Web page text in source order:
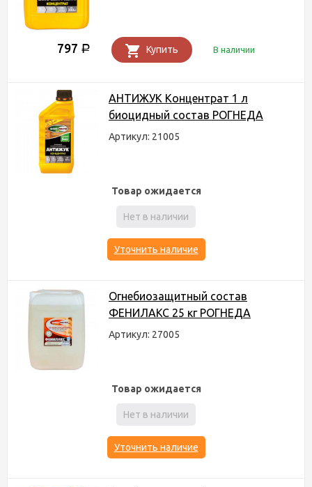
797 Р Купить В наличии
АНТИЖУК Концентрат 1 л
биоцидный состав РОГНЕДА
Артикул: 21005
Товар ожидается
Нет в наличии
Уточнить наличие
Огнебиозащитный состав
ФЕНИЛАКС 25 кг РОГНЕДА
Артикул: 27005
Товар ожидается
Нет в наличии
Уточнить наличие